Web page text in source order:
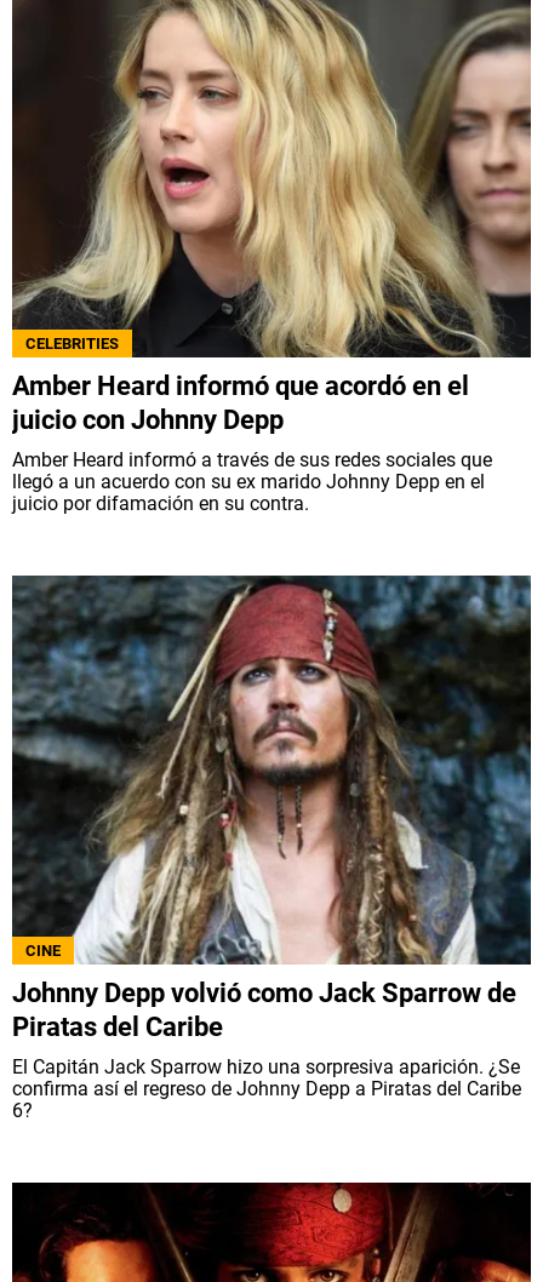
CELEBRITIES
Amber Heard informó que acordó en el
juicio con Johnny Depp
Amber Heard informó a través de sus redes sociales que
llegó a un acuerdo con su ex marido Johnny Depp en el
juicio por difamación en su contra.
CINE
Johnny Depp volvió como Jack Sparrow de
Piratas del Caribe
El Capitán Jack Sparrow hizo una sorpresiva aparición. ¿Se
confirma así el regreso de Johnny Depp a Piratas del Caribe
6?